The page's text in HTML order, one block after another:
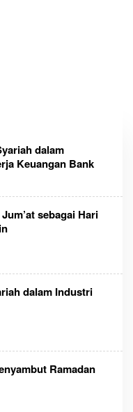
dalam
Keuangan Bank
sebagai Hari
dalam Industri
Ramadan